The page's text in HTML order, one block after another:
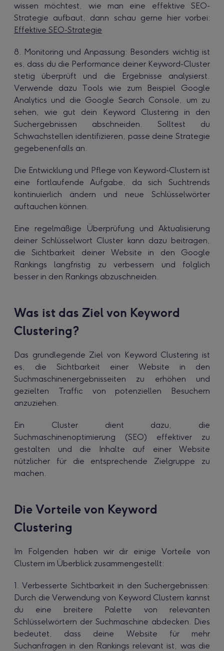
wissen möchtest, wie man eine effektive SEO-
Strategie aufbaut, dann schau gerne hier vorbei:
Effektive SEO-Strategie
8. Monitoring und Anpassung: Besonders wichtig ist
es, dass du die Performance deiner Keyword-Cluster
stetig überprüft und die Ergebnisse analysierst.
Verwende dazu Tools wie zum Beispiel Google
Analytics und die Google Search Console, um zu
sehen, wie gut dein Keyword Clustering in den
Suchergebnissen abschneiden. Solltest du
Schwachstellen identifizieren, passe deine Strategie
gegebenenfalls an.
Die Entwicklung und Pflege von Keyword-Clustern ist
eine fortlaufende Aufgabe, da sich Suchtrends
kontinuierlich ändern und neue Schlüsselwörter
auftauchen können.
Eine regelmäßige Überprüfung und Aktualisierung
deiner Schlüsselwort Cluster kann dazu beitragen,
die Sichtbarkeit deiner Website in den Google
Rankings langfristig zu verbessern und folglich
besser in den Rankings abzuschneiden.
Was ist das Ziel von Keyword
Clustering?
Das grundlegende Ziel von Keyword Clustering ist
es, die Sichtbarkeit einer Website in den
Suchmaschinenergebnisseiten zu erhöhen und
gezielten Traffic von potenziellen Besuchern
anzuziehen.
Ein Cluster dient dazu, die
Suchmaschinenoptimierung (SEO) effektiver zu
gestalten und die Inhalte auf einer Website
nützlicher für die entsprechende Zielgruppe zu
machen.
Die Vorteile von Keyword
Clustering
Im Folgenden haben wir dir einige Vorteile von
Clustern im Überblick zusammengestellt:
1. Verbesserte Sichtbarkeit in den Suchergebnissen:
Durch die Verwendung von Keyword Clustern kannst
du eine breitere Palette von relevanten
Schlüsselwörtern der Suchmaschine abdecken. Dies
bedeutet, dass deine Website für mehr
Suchanfragen in den Rankings relevant ist, was die